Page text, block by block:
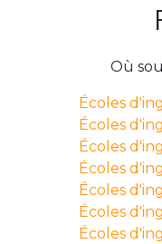
Où
Écoles
Écoles
Écoles
Écoles
Écoles
Écoles
Écoles